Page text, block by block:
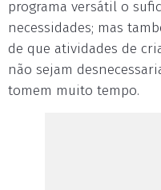
programa versátil o
necessidades; mas
de que atividades de
não sejam
tomem muito tempo.